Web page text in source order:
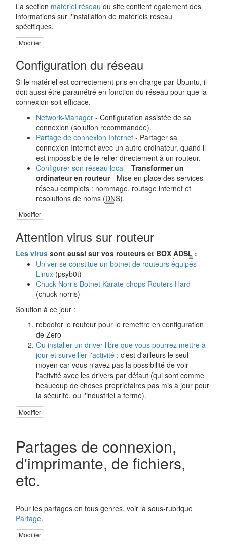
La section matériel réseau du site contient également des
informations sur l'installation de matériels réseau
spécifiques.
Modifier
Configuration du réseau
Si le matériel est correctement pris en charge par Ubuntu, il
doit aussi être paramétré en fonction du réseau pour que la
connexion soit efficace.
Network-Manager - Configuration assistée de sa
connexion (solution recommandée).
Partage de connexion Internet - Partager sa
connexion Internet avec un autre ordinateur, quand il
est impossible de le relier directement à un routeur.
Configurer son réseau local - Transformer un
ordinateur en routeur- Mise en place des services
réseau complets : nommage, routage internet et
résolutions de noms (DNS).
Modifier
Attention virus sur routeur
Les virus sont aussi sur vos routeurs et BOX ADSL :
Un ver se constitue un botnet de routeurs équipés
Linux (psyb0t)
Chuck Norris Botnet Karate-chops Routers Hard
(chuck norris)
Solution à ce jour :
rebooter le routeur pour le remettre en configuration
de Zero
Ou installer un driver libre que vous pourrez mettre à
jour et surveiller l'activité : c'est d'ailleurs le seul
moyen car vous n'avez pas la possibilité de voir
l'activité avec les drivers par défaut (qui sont comme
beaucoup de choses propriétaires pas mis à jour pour
la sécurité, ou l'industriel a fermé).
Modifier
Partages de connexion,
d'imprimante, de fichiers,
etc.
Pour les partages en tous genres, voir la sous-rubrique
Partage.
Modifier